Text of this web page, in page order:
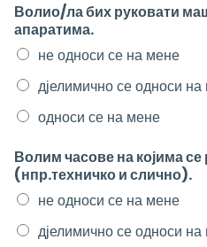
Волио/ла бих руковати
апаратима.
не односи се на мене
дјелимично се односи
односи се на мене
Волим часове на којима
(нпр.техничко и слично).
не односи се на мене
дјелимично се односи